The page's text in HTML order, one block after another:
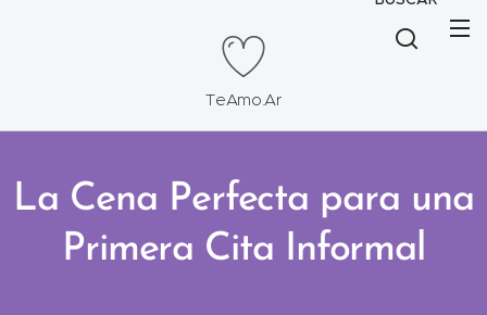
TeAmo.Ar
La Cena Perfecta para una
Primera Cita Informal